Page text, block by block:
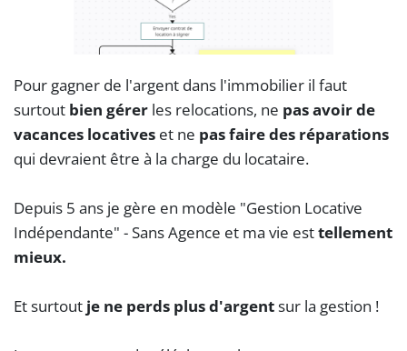
Pour gagner de l'argent dans l'immobilier il faut
surtout bien gérer les relocations, ne pas avoir de
vacances locatives et ne pas faire des réparations
qui devraient être à la charge du locataire.
Depuis 5 ans je gère en modèle "Gestion Locative
Indépendante" - Sans Agence et ma vie esttellement
mieux.
Et surtout je ne perds plus d'argentsur la gestion !